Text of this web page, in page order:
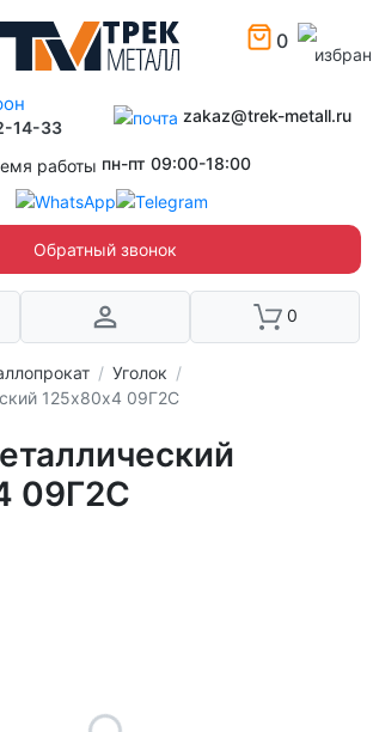
0
14-33
zakaz@trek-metall.ru
пн-пт 09:00-18:00
Обратный звонок
0
Уголок
125х80х4 09Г2С
09Г2С